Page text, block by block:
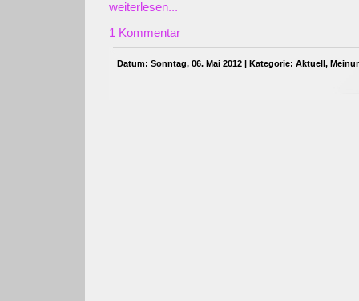
weiterlesen...
1 Kommentar
Datum: Sonntag, 06. Mai 2012 | Kategorie: Aktuell,